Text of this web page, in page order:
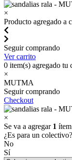
×
Producto agregado a
Seguir comprando
Ver carrito
0 item(s) agregado tu
×
MUTMA
Seguir comprando
Checkout
×
Se va a agregar 1
¿Es para un colectivo?
No
Sí